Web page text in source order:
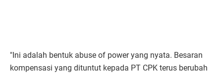
"Ini adalah bentuk abuse of power yang nyata. Besaran
kompensasi yang dituntut kepada PT CPK terus berubah